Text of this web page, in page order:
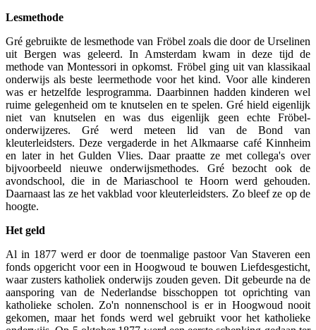
Lesmethode
Gré gebruikte de lesmethode van Fröbel zoals die door de Urselinen
uit Bergen was geleerd. In Amsterdam kwam in deze tijd de
methode van Montessori in opkomst. Fröbel ging uit van klassikaal
onderwijs als beste leermethode voor het kind. Voor alle kinderen
was er hetzelfde lesprogramma. Daarbinnen hadden kinderen wel
ruime gelegenheid om te knutselen en te spelen. Gré hield eigenlijk
niet van knutselen en was dus eigenlijk geen echte Fröbel-
onderwijzeres. Gré werd meteen lid van de Bond van
kleuterleidsters. Deze vergaderde in het Alkmaarse café Kinnheim
en later in het Gulden Vlies. Daar praatte ze met collega's over
bijvoorbeeld nieuwe onderwijsmethodes. Gré bezocht ook de
avondschool, die in de Mariaschool te Hoorn werd gehouden.
Daarnaast las ze het vakblad voor kleuterleidsters. Zo bleef ze op de
hoogte.
Het geld
Al in 1877 werd er door de toenmalige pastoor Van Staveren een
fonds opgericht voor een in Hoogwoud te bouwen Liefdesgesticht,
waar zusters katholiek onderwijs zouden geven. Dit gebeurde na de
aansporing van de Nederlandse bisschoppen tot oprichting van
katholieke scholen. Zo'n nonnenschool is er in Hoogwoud nooit
gekomen, maar het fonds werd wel gebruikt voor het katholieke